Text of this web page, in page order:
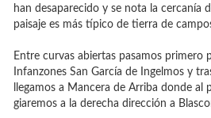
han desaparecido y se nota la cercanía
paisaje es más típico de tierra de
Entre curvas abiertas pasamos primero
Infanzones San García de Ingelmos y
llegamos a Mancera de Arriba donde al
giaremos a la derecha dirección a